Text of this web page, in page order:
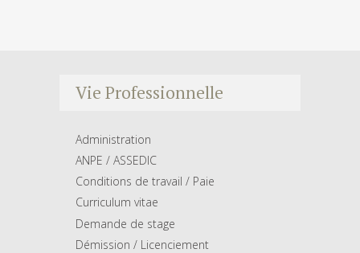
Vie Professionnelle
Administration
ANPE / ASSEDIC
Conditions de travail / Paie
Curriculum vitae
Demande de stage
Démission / Licenciement